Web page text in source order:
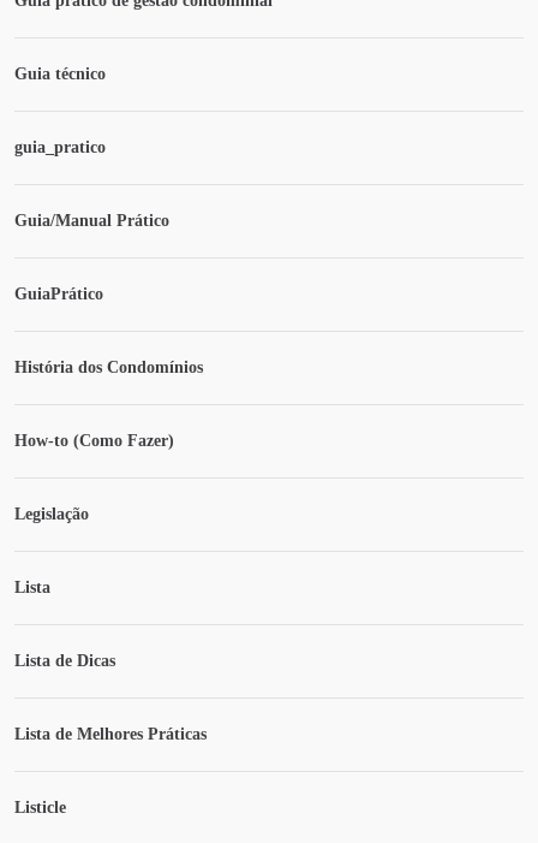
Guia técnico
guia_pratico
Guia/Manual Prático
GuiaPrático
História dos Condomínios
How-to (Como Fazer)
Legislação
Lista
Lista de Dicas
Lista de Melhores Práticas
Listicle